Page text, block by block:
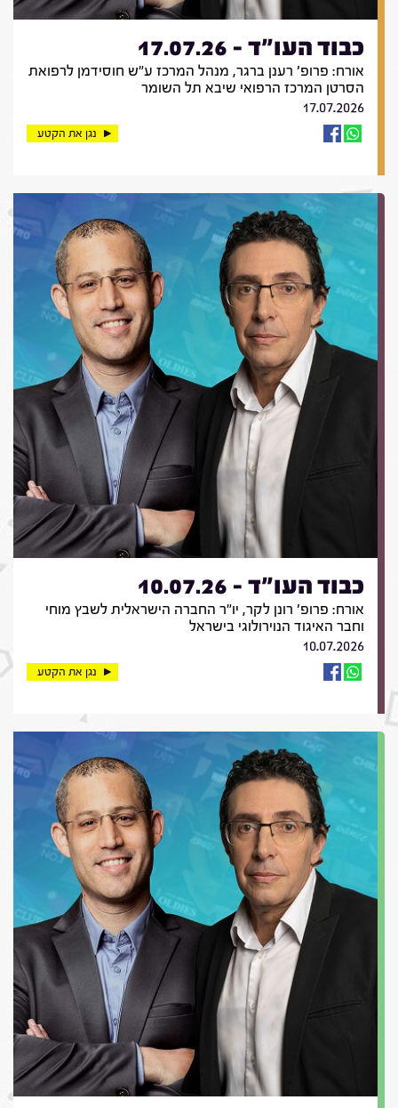
כבוד העו"ד - 17.07.26
אורח: פרופ' רענן ברגר, מנהל המרכז ע"ש חוסידמן לרפואת
הסרטן המרכז הרפואי שיבא תל השומר
17.07.2026
נגן את הקטע
כבוד העו"ד - 10.07.26
אורח: פרופ' רונן לקר, יו"ר החברה הישראלית לשבץ מוחי
וחבר האיגוד הנוירולוגי בישראל
10.07.2026
נגן את הקטע